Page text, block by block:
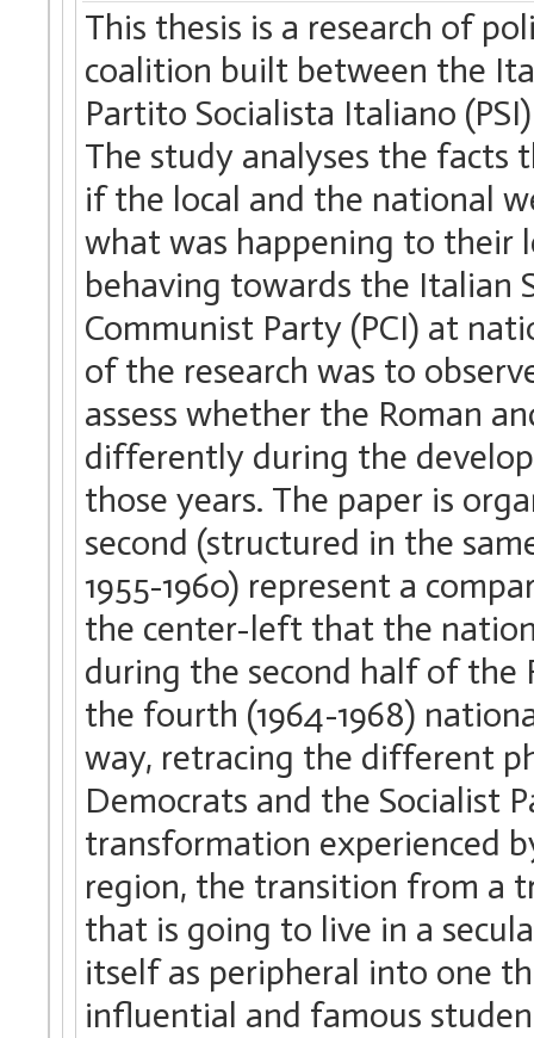
This thesis is a research of
coalition built between the
Partito Socialista Italiano
The study analyses the
if the local and the national
what was happening to their
behaving towards the Italian
Communist Party (PCI) at
of the research was to
assess whether the Roman
differently during the
those years. The paper is
second (structured in the
1955-1960) represent a
the center-left that the
during the second half of the
the fourth (1964-1968)
way, retracing the different
Democrats and the Socialist
transformation experienced
region, the transition from a
that is going to live in a
itself as peripheral into one
influential and famous